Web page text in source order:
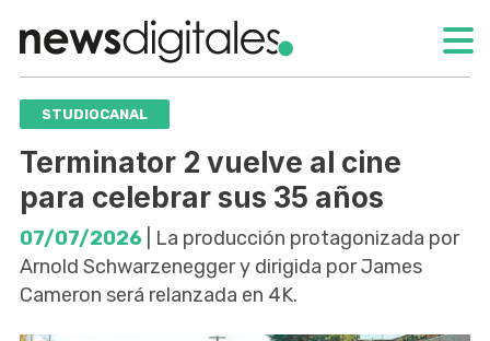
STUDIOCANAL
Terminator 2 vuelve al cine
para celebrar sus 35 años
07/07/2026 | La producción protagonizada por
Arnold Schwarzenegger y dirigida por James
Cameron será relanzada en 4K.